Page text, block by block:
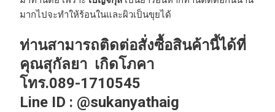
มากไปจะทำให้ร้อนในและผิวเป็นขุยได้
ท่านสามารถติดต่อสั่งซื้อสินค้านี้ได้ที่
คุณสุกัลยา เกิดโภคา
โทร.089-1710545
Line ID : @sukanyathaig